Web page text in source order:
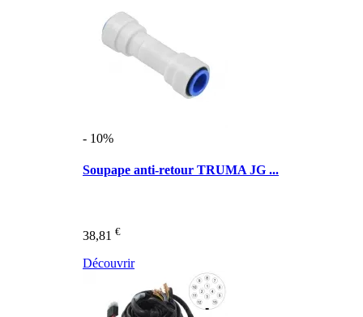
- 10%
Soupape anti-retour TRUMA JG ...
38,81 €
Découvrir